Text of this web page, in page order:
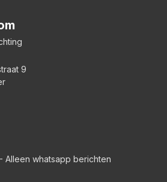
9
Alleen whatsapp berichten